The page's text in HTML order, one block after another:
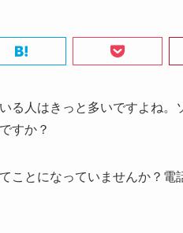
る人はきっと多いですよね。
すか？
ことになっていませんか？